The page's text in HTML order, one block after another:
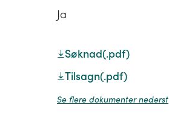
Ja
Søknad(.pdf)
Tilsagn(.pdf)
Se flere dokumenter nederst